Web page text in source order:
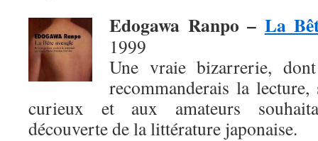
Edogawa Ranpo – La
1999
Une vraie bizarrerie,
recommanderais la
curieux et aux amateurs
découverte de la littérature japonaise.